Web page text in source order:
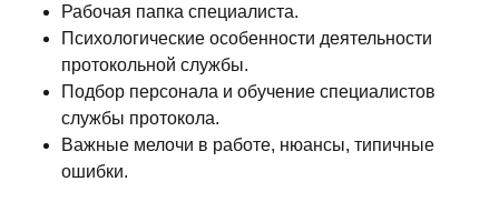
Рабочая папка специалиста.
Психологические особенности деятельности
протокольной службы.
Подбор персонала и обучение специалистов
службы протокола.
Важные мелочи в работе, нюансы, типичные
ошибки.